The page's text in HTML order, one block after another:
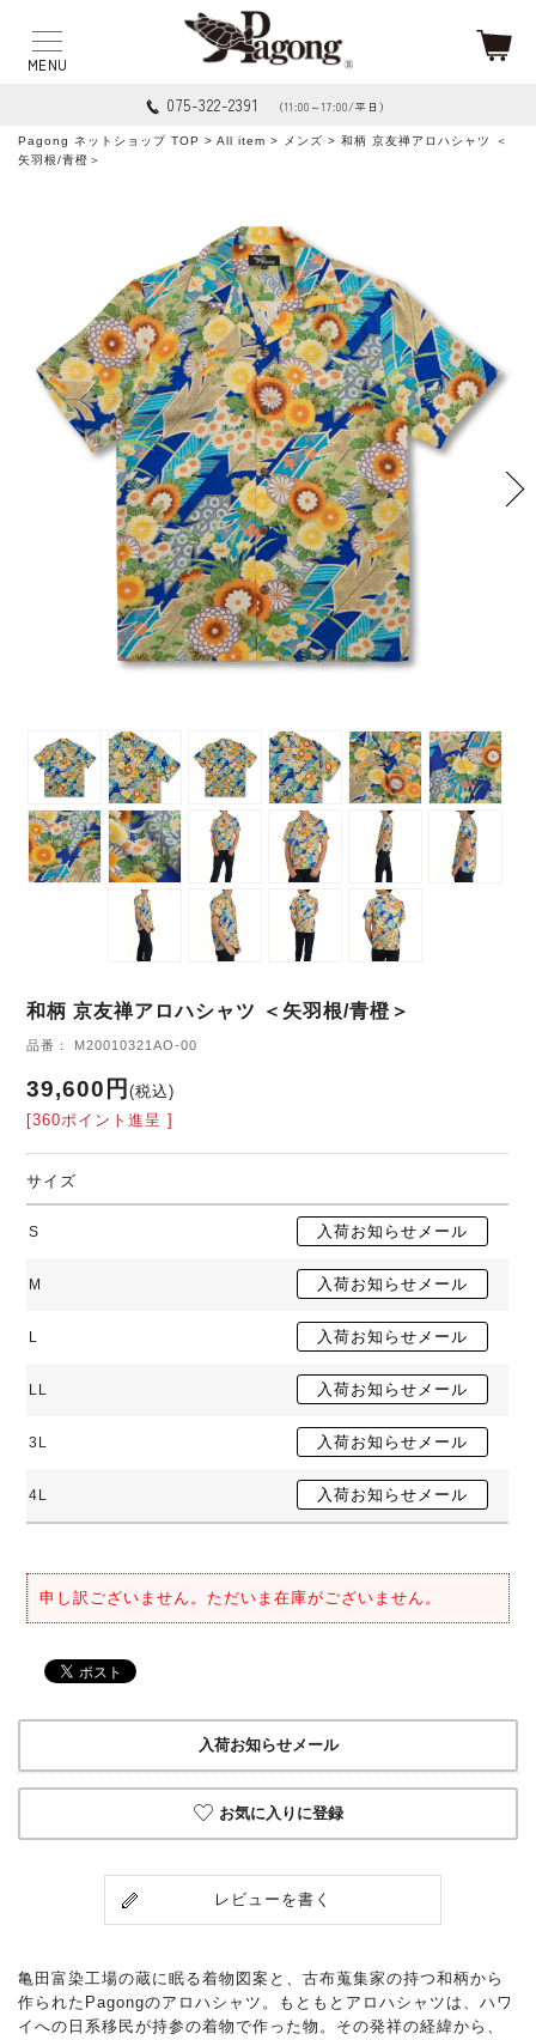
075-322-2391 （11:00～17:00/平日）
Pagong ネットショップ TOP > All item > メンズ > 和柄 京友禅アロハシャツ ＜
矢羽根/青橙＞
和柄 京友禅アロハシャツ ＜矢羽根/青橙＞
品番： M20010321AO-00
39,600円(税込)
[360ポイント進呈 ]
サイズ
S
M
L
LL
3L
4L
申し訳ございません。ただいま在庫がございません。
入荷お知らせメール
お気に入りに登録
レビューを書く
亀田富染工場の蔵に眠る着物図案と、古布蒐集家の持つ和柄から
作られたPagongのアロハシャツ。もともとアロハシャツは、ハワ
イへの日系移民が持参の着物で作った物。その発祥の経緯から、